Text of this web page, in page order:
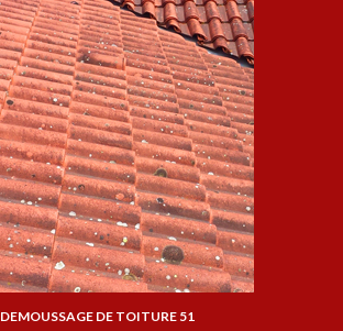
DEMOUSSAGE DE TOITURE 51